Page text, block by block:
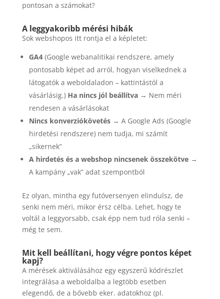
pontosan a számokat?
A leggyakoribb mérési hibák
Sok webshopos itt rontja el a képletet:
GA4 (Google webanalitikai rendszere, amely
pontosabb képet ad arról, hogyan viselkednek a
látogatók a weboldaladon – kattintástól a
vásárlásig.)Ha nincs jól beállítva→ Nem méri
rendesen a vásárlásokat
Nincs konverziókövetés→ A Google Ads (Google
hirdetési rendszere) nem tudja, mi számít
„sikernek”
A hirdetés és a webshop nincsenek összekötve→
A kampány „vak” adat szempontból
Ez olyan, mintha egy futóversenyen elindulsz, de
senki nem méri, mikor érsz célba. Lehet, hogy te
voltál a leggyorsabb, csak épp nem tud róla senki –
még te sem.
Mit kell beállítani, hogy végre pontos képet
kapj?
A mérések aktiválásához egy egyszerű kódrészlet
integrálása a weboldalba a legtöbb esetben
elegendő, de a bővebb eker. adatokhoz (pl.